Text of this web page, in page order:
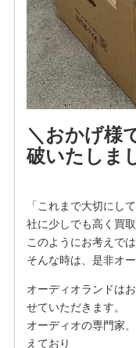
＼おかげ様
破いたしま
「これまで大切にし
社に少しでも高く買
このようにお考えで
そんな時は、是非オ
オーディオランドは
せていただきます。
オーディオの専門家
えており